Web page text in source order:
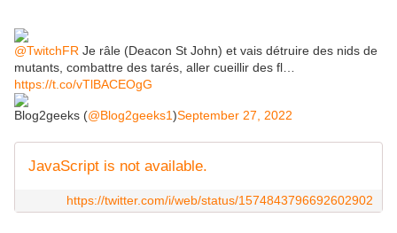
@TwitchFR Je râle (Deacon St John) et vais détruire des nids de
mutants, combattre des tarés, aller cueillir des fl…
https://t.co/vTlBACEOgG
Blog2geeks (@Blog2geeks1)September 27, 2022
JavaScript is not available.
https://twitter.com/i/web/status/1574843796692602902